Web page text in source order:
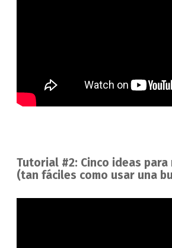
Tutorial #2: Cinco ideas para
(tan fáciles como usar una